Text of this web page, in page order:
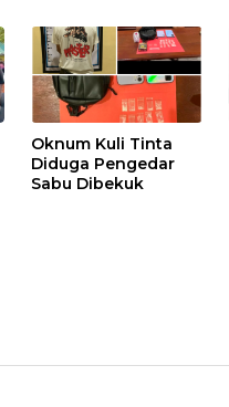
Oknum Kuli Tinta
Diduga Pengedar
Sabu Dibekuk